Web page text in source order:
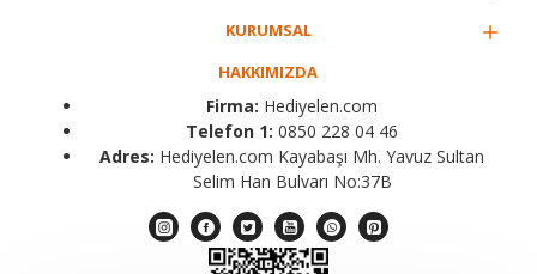
KURUMSAL
HAKKIMIZDA
Firma: Hediyelen.com
Telefon 1: 0850 228 04 46
Adres: Hediyelen.com Kayabaşı Mh. Yavuz Sultan
Selim Han Bulvarı No:37B